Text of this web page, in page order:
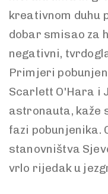
kreativnom duhu
dobar smisao za
negativni,
Primjeri
Scarlett O'Hara i
astronauta, kaže
fazi pobunjenika.
stanovništva
vrlo rijedak u